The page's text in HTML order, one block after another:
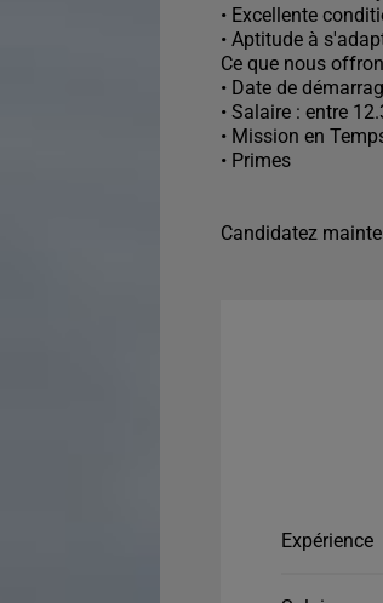
• Excellente
• Aptitude à
Ce que nous
• Date de
• Salaire : entre
• Mission en
• Primes
Candidatez
Expérience